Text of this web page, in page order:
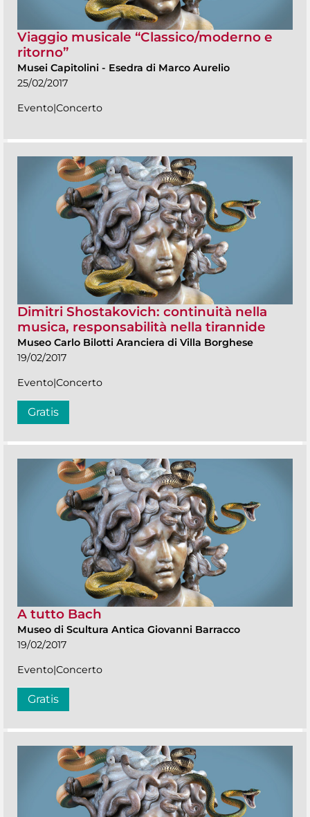
Viaggio musicale “Classico/moderno e
ritorno”
Musei Capitolini - Esedra di Marco Aurelio
25/02/2017
Evento|Concerto
Dimitri Shostakovich: continuità nella
musica, responsabilità nella tirannide
Museo Carlo Bilotti Aranciera di Villa Borghese
19/02/2017
Evento|Concerto
Gratis
A tutto Bach
Museo di Scultura Antica Giovanni Barracco
19/02/2017
Evento|Concerto
Gratis